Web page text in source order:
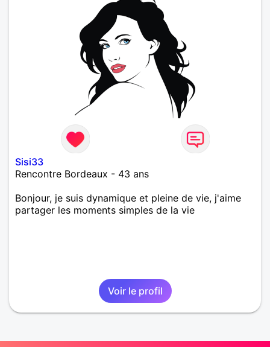
Sisi33
Rencontre Bordeaux - 43 ans
Bonjour, je suis dynamique et pleine de vie, j'aime
partager les moments simples de la vie
Voir le profil